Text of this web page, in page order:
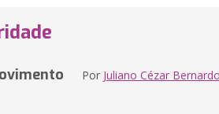
Por Juliano Cézar